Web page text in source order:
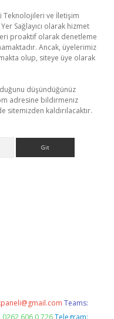
Teknolojileri ve İletişim
Sağlayıcı olarak hizmet
proaktif olarak denetleme
Ancak, üyelerimiz
olup, siteye üye olarak
düşündüğünüz
adresine bildirmeniz
sitemizden kaldırılacaktır.
Teams:
606 0 726 Telegram: